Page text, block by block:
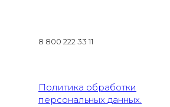
8 800 222 33 11
Политика обработки
персональных данных.